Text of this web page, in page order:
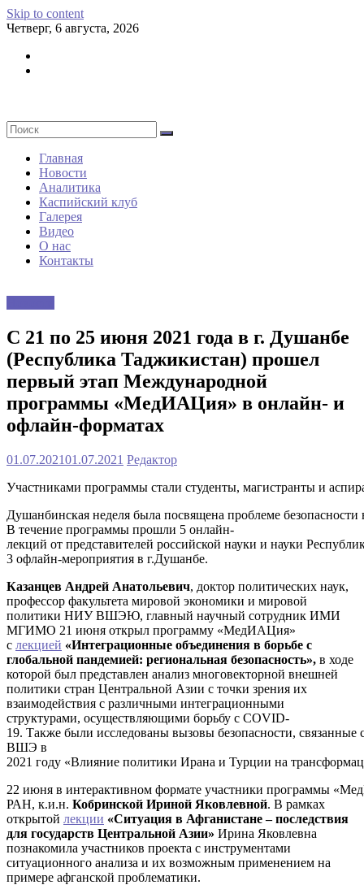
Skip to content
Четверг, 6 августа, 2026
Главная
Новости
Аналитика
Каспийский клуб
Галерея
Видео
О нас
Контакты
С 21 по 25 июня 2021 года в г. Душанбе
(Республика Таджикистан) прошел
первый этап Международной
программы «МедИАЦия» в онлайн- и
офлайн-форматах
01.07.202101.07.2021 Редактор
Участниками программы стали студенты, магистранты и
Душанбинская неделя была посвящена проблеме безопасности
В течение программы прошли 5 онлайн-
лекций от представителей российской науки и науки
3 офлайн-мероприятия в г.Душанбе.
Казанцев Андрей Анатольевич, доктор политических наук,
профессор факультета мировой экономики и мировой
политики НИУ ВШЭЮ, главный научный сотрудник ИМИ
МГИМО 21 июня открыл программу «МедИАЦия»
с лекцией «Интеграционные объединения в борьбе с
глобальной пандемией: региональная безопасность», в ходе
которой был представлен анализ многовекторной внешней
политики стран Центральной Азии с точки зрения их
взаимодействия с различными интеграционными
структурами, осуществляющими борьбу с COVID-
19. Также были исследованы вызовы безопасности,
ВШЭ в
2021 году «Влияние политики Ирана и Турции на
22 июня в интерактивном формате участники программы
РАН, к.и.н. Кобринской Ириной Яковлевной. В рамках
открытой лекции «Ситуация в Афганистане – последствия
для государств Центральной Азии» Ирина Яковлевна
познакомила участников проекта с инструментами
ситуационного анализа и их возможным применением на
примере афганской проблематики.